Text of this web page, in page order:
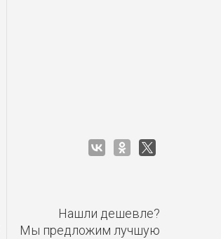
Нашли дешевле?
Мы предложим лучшую